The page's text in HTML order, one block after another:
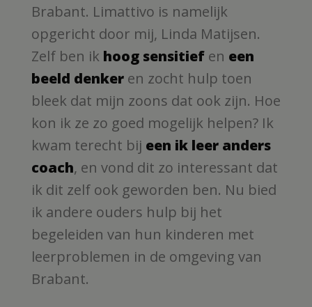
Brabant. Limattivo is namelijk
opgericht door mij, Linda Matijsen.
Zelf ben ik hoog sensitiefen een
beeld denkeren zocht hulp toen
bleek dat mijn zoons dat ook zijn. Hoe
kon ik ze zo goed mogelijk helpen? Ik
kwam terecht bij een ik leer anders
coach, en vond dit zo interessant dat
ik dit zelf ook geworden ben. Nu bied
ik andere ouders hulp bij het
begeleiden van hun kinderen met
leerproblemen in de omgeving van
Brabant.